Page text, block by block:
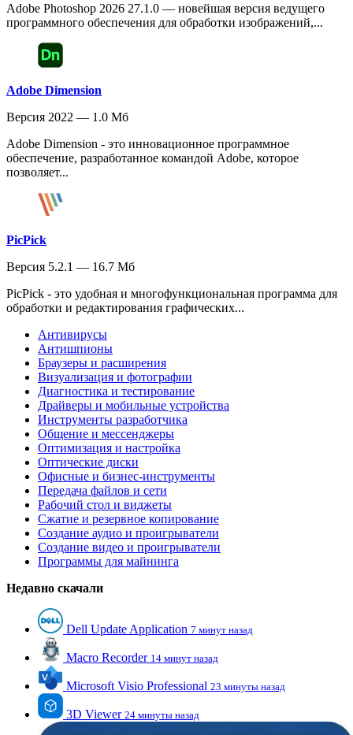
Adobe Photoshop 2026 27.1.0 — новейшая версия ведущего
программного обеспечения для обработки изображений,...
Adobe Dimension
Версия 2022 — 1.0 Мб
Adobe Dimension - это инновационное программное
обеспечение, разработанное командой Adobe, которое
позволяет...
PicPick
Версия 5.2.1 — 16.7 Мб
PicPick - это удобная и многофункциональная программа для
обработки и редактирования графических...
Антивирусы
Антишпионы
Браузеры и расширения
Визуализация и фотографии
Диагностика и тестирование
Драйверы и мобильные устройства
Инструменты разработчика
Общение и мессенджеры
Оптимизация и настройка
Оптические диски
Офисные и бизнес-инструменты
Передача файлов и сети
Рабочий стол и виджеты
Сжатие и резервное копирование
Создание аудио и проигрыватели
Создание видео и проигрыватели
Программы для майнинга
Недавно скачали
Dell Update Application 7 минут назад
Macro Recorder 14 минут назад
Microsoft Visio Professional 23 минуты назад
3D Viewer 24 минуты назад